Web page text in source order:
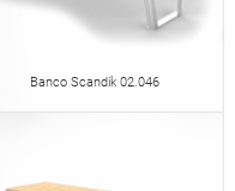
Banco Scandik 02.046